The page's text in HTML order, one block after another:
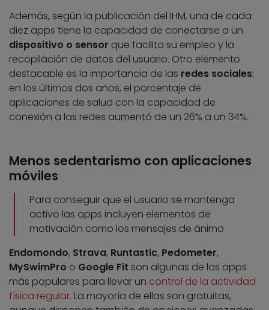
Además, según la publicación del IHM, una de cada
diez apps tiene la capacidad de conectarse a un
dispositivo o sensor que facilita su empleo y la
recopilación de datos del usuario. Otro elemento
destacable es la importancia de las redes sociales:
en los últimos dos años, el porcentaje de
aplicaciones de salud con la capacidad de
conexión a las redes aumentó de un 26% a un 34%.
Menos sedentarismo con aplicaciones
móviles
Para conseguir que el usuario se mantenga
activo las apps incluyen elementos de
motivación como los mensajes de ánimo
Endomondo, Strava, Runtastic, Pedometer,
MySwimPro o Google Fit son algunas de las apps
más populares para llevar un control de la actividad
física regular. La mayoría de ellas son gratuitas,